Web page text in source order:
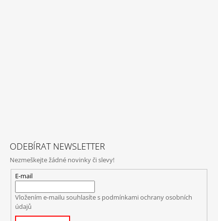
ODEBÍRAT NEWSLETTER
Nezmeškejte žádné novinky či slevy!
E-mail
Vložením e-mailu souhlasíte s podmínkami ochrany osobních
údajů